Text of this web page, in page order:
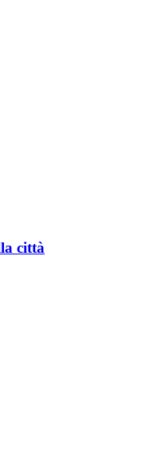
città